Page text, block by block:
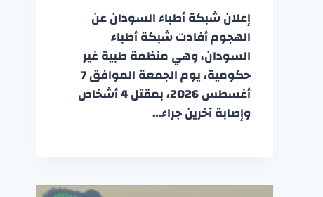
إعلان شبكة أطباء السودان عن
الهجوم أفادت شبكة أطباء
السودان، وهي منظمة طبية غير
حكومية، يوم الجمعة الموافق 7
أغسطس 2026، بمقتل 4 أشخاص
وإصابة آخرين جراء…